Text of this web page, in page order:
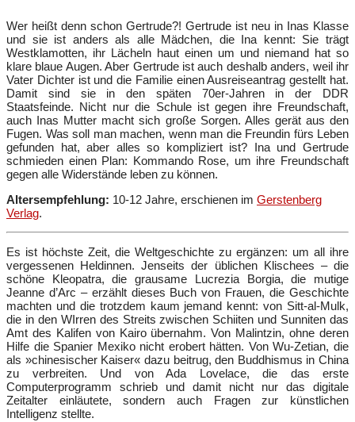
Wer heißt denn schon Gertrude?! Gertrude ist neu in Inas Klasse
und sie ist anders als alle Mädchen, die Ina kennt: Sie trägt
Westklamotten, ihr Lächeln haut einen um und niemand hat so
klare blaue Augen. Aber Gertrude ist auch deshalb anders, weil ihr
Vater Dichter ist und die Familie einen Ausreiseantrag gestellt hat.
Damit sind sie in den späten 70er-Jahren in der DDR
Staatsfeinde. Nicht nur die Schule ist gegen ihre Freundschaft,
auch Inas Mutter macht sich große Sorgen. Alles gerät aus den
Fugen. Was soll man machen, wenn man die Freundin fürs Leben
gefunden hat, aber alles so kompliziert ist? Ina und Gertrude
schmieden einen Plan: Kommando Rose, um ihre Freundschaft
gegen alle Widerstände leben zu können.
Altersempfehlung: 10-12 Jahre, erschienen im Gerstenberg
Verlag.
Es ist höchste Zeit, die Weltgeschichte zu ergänzen: um all ihre
vergessenen Heldinnen. Jenseits der üblichen Klischees – die
schöne Kleopatra, die grausame Lucrezia Borgia, die mutige
Jeanne d’Arc – erzählt dieses Buch von Frauen, die Geschichte
machten und die trotzdem kaum jemand kennt: von Sitt-al-Mulk,
die in den WIrren des Streits zwischen Schiiten und Sunniten das
Amt des Kalifen von Kairo übernahm. Von Malintzin, ohne deren
Hilfe die Spanier Mexiko nicht erobert hätten. Von Wu-Zetian, die
als »chinesischer Kaiser« dazu beitrug, den Buddhismus in China
zu verbreiten. Und von Ada Lovelace, die das erste
Computerprogramm schrieb und damit nicht nur das digitale
Zeitalter einläutete, sondern auch Fragen zur künstlichen
Intelligenz stellte.